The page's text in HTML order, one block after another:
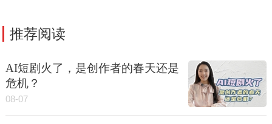
推荐阅读
AI短剧火了，是创作者的春天还是
危机？
08-07